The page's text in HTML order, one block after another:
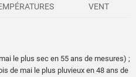
VENT
le plus sec en 55 ans de mesures) ;
de mai le plus pluvieux en 48 ans de